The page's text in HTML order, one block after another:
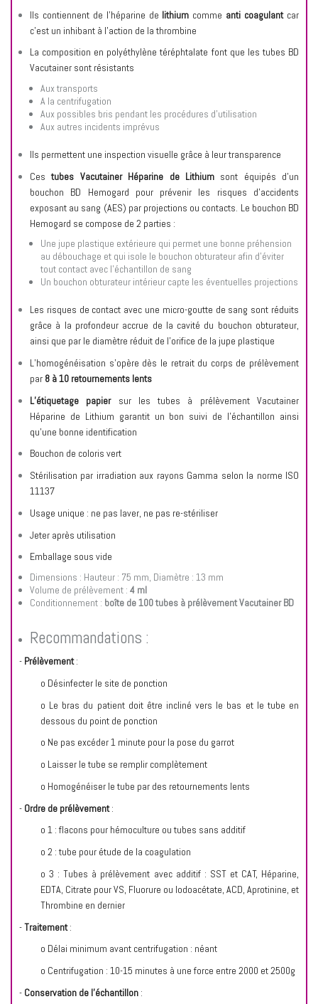
Ils contiennent de l’héparine de lithium comme anti coagulantcar
c’est un inhibant à l’action de la thrombine
La composition en polyéthylène téréphtalate font que les tubes BD
Vacutainer sont résistants
Aux transports
A la centrifugation
Aux possibles bris pendant les procédures d’utilisation
Aux autres incidents imprévus
Ils permettent une inspection visuelle grâce à leur transparence
Cestubes Vacutainer Héparine de Lithiumsont équipés d’un
bouchon BD Hemogard pour prévenir les risques d’accidents
exposant au sang (AES) par projections ou contacts. Le bouchon BD
Hemogard se compose de 2 parties :
Une jupe plastique extérieure qui permet une bonne préhension
au débouchage et qui isole le bouchon obturateur afin d’éviter
tout contact avec l’échantillon de sang
Un bouchon obturateur intérieur capte les éventuelles projections
Les risques de contact avec une micro-goutte de sang sont réduits
grâce à la profondeur accrue de la cavité du bouchon obturateur,
ainsi que par le diamètre réduit de l’orifice de la jupe plastique
L’homogénéisation s’opère dès le retrait du corps de prélèvement
par 8 à 10 retournements lents
L’étiquetage papiersur les tubes à prélèvement Vacutainer
Héparine de Lithium garantit un bon suivi de l’échantillon ainsi
qu’une bonne identification
Bouchon de coloris vert
Stérilisation par irradiation aux rayons Gamma selon la norme ISO
11137
Usage unique : ne pas laver, ne pas re-stériliser
Jeter après utilisation
Emballage sous vide
Dimensions : Hauteur : 75 mm, Diamètre : 13 mm
Volume de prélèvement : 4 ml
Conditionnement : boîte de 100 tubes à prélèvement Vacutainer BD
Recommandations :
- Prélèvement:
o Désinfecter le site de ponction
o Le bras du patient doit être incliné vers le bas et le tube en
dessous du point de ponction
o Ne pas excéder 1 minute pour la pose du garrot
o Laisser le tube se remplir complètement
o Homogénéiser le tube par des retournements lents
- Ordre de prélèvement:
o 1 : flacons pour hémoculture ou tubes sans additif
o 2 : tube pour étude de la coagulation
o 3 : Tubes à prélèvement avec additif : SST et CAT, Héparine,
EDTA, Citrate pour VS, Fluorure ou Iodoacétate, ACD, Aprotinine, et
Thrombine en dernier
-Traitement:
o Délai minimum avant centrifugation : néant
o Centrifugation : 10-15 minutes à une force entre 2000 et 2500g
- Conservation de l’échantillon :